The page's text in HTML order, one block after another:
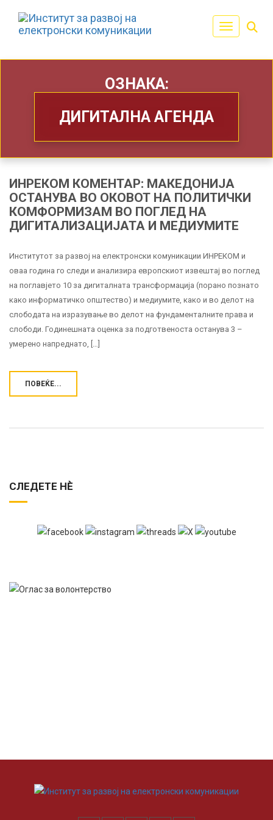
Toggle
ОЗНАКА:
ДИГИТАЛНА АГЕНДА
ИНРЕКОМ КОМЕНТАР: МАКЕДОНИЈА
ОСТАНУВА ВО ОКОВОТ НА ПОЛИТИЧКИ
КОМФОРМИЗАМ ВО ПОГЛЕД НА
ДИГИТАЛИЗАЦИЈАТА И МЕДИУМИТЕ
Институтот за развој на електронски комуникации ИНРЕКОМ и
оваа година го следи и анализира европскиот извештај во поглед
на поглавјето 10 за дигиталната трансформација (порано познато
како информатичко општество) и медиумите, како и во делот на
слободата на изразување во делот на фундаменталните права и
слободи. Годинешната оценка за подготвеноста останува 3 –
умерено напреднато, […]
ПОВЕЌЕ...
СЛЕДЕТЕ НЀ